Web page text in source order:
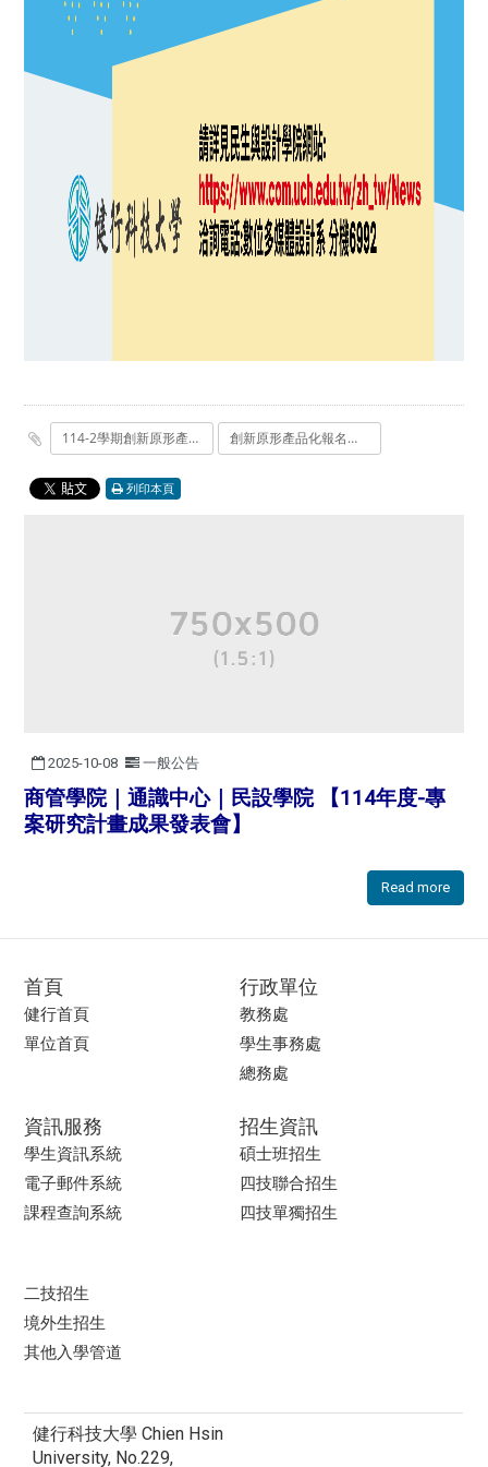
114-2學期創新原形產品化競賽辦法簡章.docx 創新原形產品化報名表.odt
列印本頁
2025-10-08 一般公告
商管學院｜通識中心｜民設學院 【114年度-專
案研究計畫成果發表會】
Read more
首頁
健行首頁
單位首頁
行政單位
教務處
學生事務處
總務處
資訊服務
學生資訊系統
電子郵件系統
課程查詢系統
招生資訊
碩士班招生
四技聯合招生
四技單獨招生
二技招生
境外生招生
其他入學管道
健行科技大學 Chien Hsin
University, No.229,